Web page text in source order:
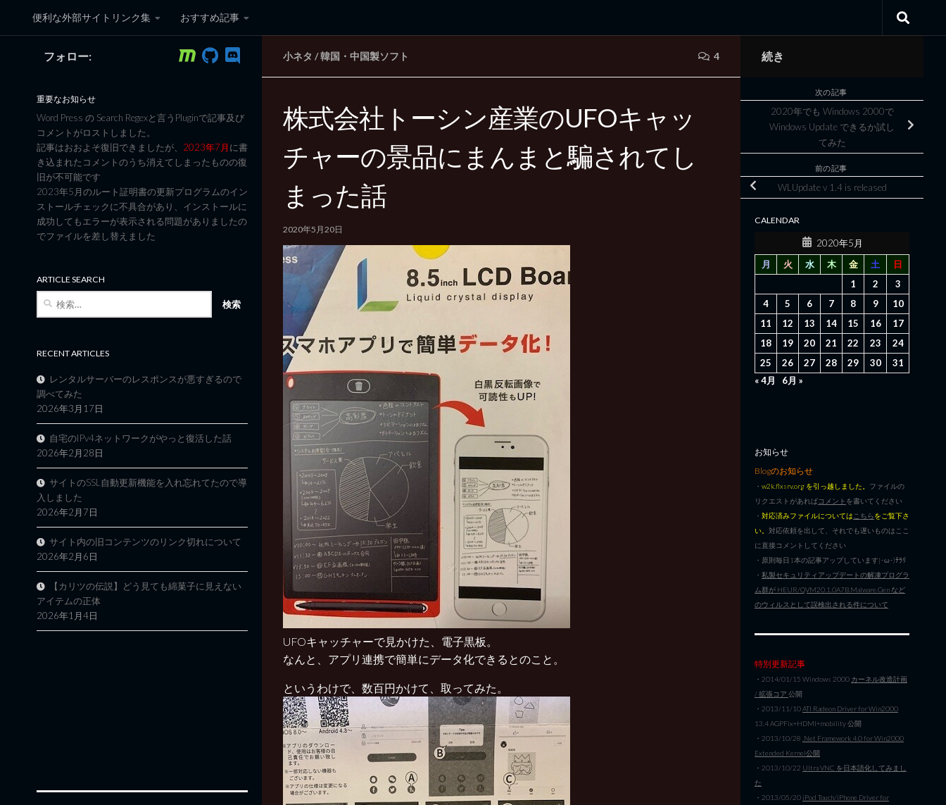
コンテンツへスキップ
便利な外部サイトリンク集 おすすめ記事
黒翼猫のコンピュータ日記 3rd Edition
小ネタ /韓国・中国製ソフト 4
株式会社トーシン産業のUFOキャッ
チャーの景品にまんまと騙されてし
まった話
2020年5月20日
UFOキャッチャーで見かけた、電子黒板。
なんと、アプリ連携で簡単にデータ化できるとのこと。
というわけで、数百円かけて、取ってみた。
フォロー:
重要なお知らせ
Word Press の Search Regexと言うPluginで記事及び
コメントがロストしました。
記事はおおよそ復旧できましたが、 2023年7月に書
き込まれたコメントのうち消えてしまったものの復
旧が不可能です
2023年5月のルート証明書の更新プログラムのイン
ストールチェックに不具合があり、インストールに
成功してもエラーが表示される問題がありましたの
でファイルを差し替えました
ARTICLE SEARCH
RECENT ARTICLES
レンタルサーバーのレスポンスが悪すぎるので
調べてみた
2026年3月17日
自宅のIPv4ネットワークがやっと復活した話
2026年2月28日
サイトのSSL自動更新機能を入れ忘れてたので導
入しました
2026年2月7日
サイト内の旧コンテンツのリンク切れについて
2026年2月6日
【カリツの伝説】どう見ても綿菓子に見えない
アイテムの正体
2026年1月4日
続き
次の記事
2020年でも Windows 2000で
Windows Update できるか試し
てみた
前の記事
WLUpdate v 1.4 is released
CALENDAR
2020年5月
月
火 水 木 金 土
日
1
2
3
4
5 6 7 8 9
10
11
12 13 14 15 16
17
18
19 20 21 22 23
24
25
26 27 28 29 30
31
« 4月
6月 »
お知らせ
Blogのお知らせ
・ w2k.flxsrv.org を引っ越しました。 ファイルの
リクエストがあればコメント を書いてください
・ 対応済みファイルについては こちらをご覧下さ
い。 対応依頼を出して、それでも遅いものはここ
に直接コメントしてください
・原則毎日1本の記事アップしています|･ω･)ﾁﾗﾘ
・ 私製セキュリティアップデートの解凍プログラ
ム群が HEUR/QVM20.1.0A7B.Malware.Gen など
のウィルスとして誤検出される件について
特別更新記事
・2014/01/15 Windows 2000 カーネル改造計画
/ 拡張コア 公開
・2013/11/10ATI Radeon Driver for Win2000
13.4 AGPFix+HDMI+mobility 公開
・2013/10/28 .Net Framework 4.0 for Win2000
Extended Kernel公開
・2013/10/22 Ultra VNC を日本語化してみまし
た
・2013/05/20 iPod Touch/iPhone Driver for